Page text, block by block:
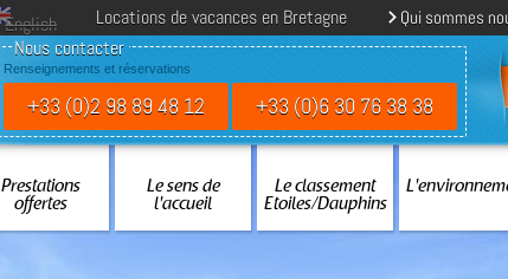
English Locations de vacances en Bretagne Qui sommes
Nous contacter
Renseignements et réservations
+33 (0)2 98 89 48 12 +33 (0)6 30 76 38 38
Prestations
offertes
Le sens de
l'accueil
Le classement
Etoiles/Dauphins